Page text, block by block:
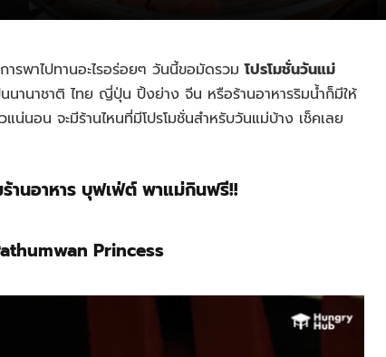
รพาไปทานอะไรอร่อยๆ วันนี้ขอมัดรวมโปรโมชั่นวันแม่
นานาชาติ ไทย ญี่ปุ่น ปิ้งย่าง จีน หรือร้านอาหารริมน้ำก็มีให้
นอน จะมีร้านไหนที่มีโปรโมชั่นสำหรับวันแม่บ้าง เช็คเลย
านอาหาร บุฟเฟ่ต์ พาแม่กินฟรี!!
Princess